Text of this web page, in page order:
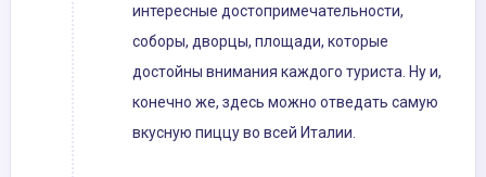
интересные достопримечательности,
соборы, дворцы, площади, которые
достойны внимания каждого туриста. Ну и,
конечно же, здесь можно отведать самую
вкусную пиццу во всей Италии.